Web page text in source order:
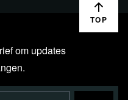
TOP
om updates